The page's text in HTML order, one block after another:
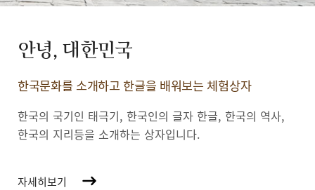
안녕, 대한민국
한국문화를 소개하고 한글을 배워보는 체험상자
한국의 국기인 태극기, 한국인의 글자 한글, 한국의 역사,
한국의 지리등을 소개하는 상자입니다.
자세히보기